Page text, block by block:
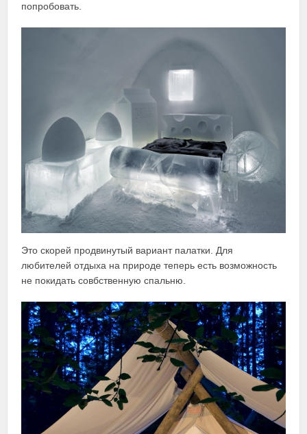
попробовать.
Это скорей продвинутый вариант палатки. Для
любителей отдыха на природе теперь есть возможность
не покидать совбственную спальню.